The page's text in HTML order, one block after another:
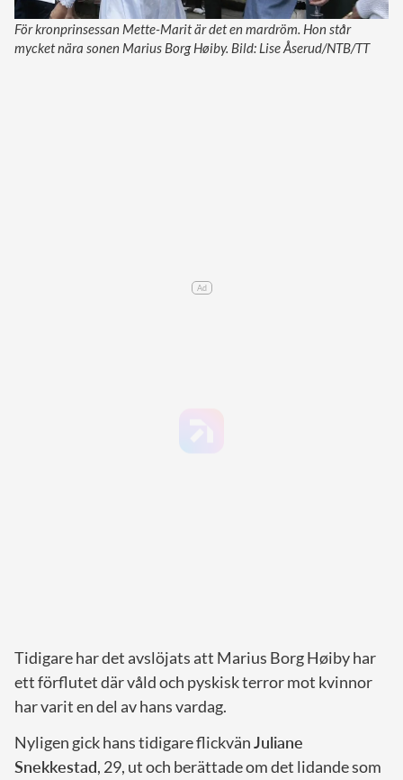
För kronprinsessan Mette-Marit är det en mardröm. Hon står
mycket nära sonen Marius Borg Høiby. Bild: Lise Åserud/NTB/TT
Ad
Tidigare har det avslöjats att Marius Borg Høiby har
ett förflutet där våld och pyskisk terror mot kvinnor
har varit en del av hans vardag.
Nyligen gick hans tidigare flickvänJuliane
Snekkestad, 29, ut och berättade om det lidande som